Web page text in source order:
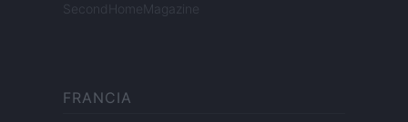
SecondHomeMagazine
FRANCIA